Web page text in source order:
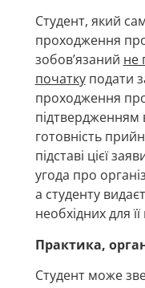
Студент, який
проходження
зобов’язаний не
початкуподати
проходження
підтвердженням
готовність
підставі цієї
угода про
а студенту
необхідних для
Практика,
Студент може